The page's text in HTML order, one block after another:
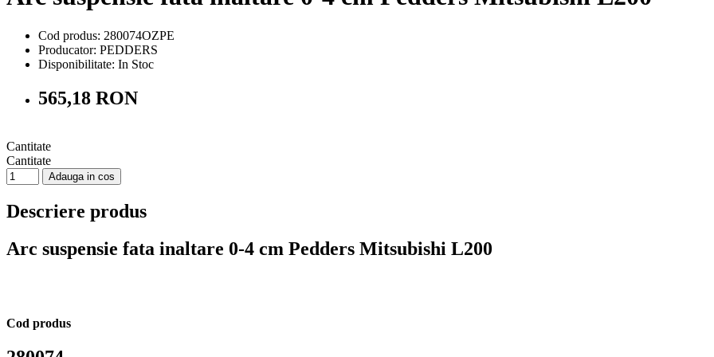
Cod produs: 280074OZPE
Producator: PEDDERS
Disponibilitate: In Stoc
565,18 RON
Cantitate
Cantitate
Adauga in cos
Descriere produs
Arc suspensie fata inaltare 0-4 cm Pedders Mitsubishi L200
Cod produs